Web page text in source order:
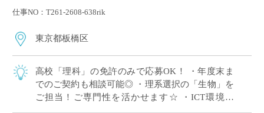
仕事NO：T261-2608-638rik
東京都板橋区
高校「理科」の免許のみで応募OK！ ・年度末ま
でのご契約も相談可能◎ ・理系選択の「生物」を
ご担当！ご専門性を活かせます☆ ・ICT環境充